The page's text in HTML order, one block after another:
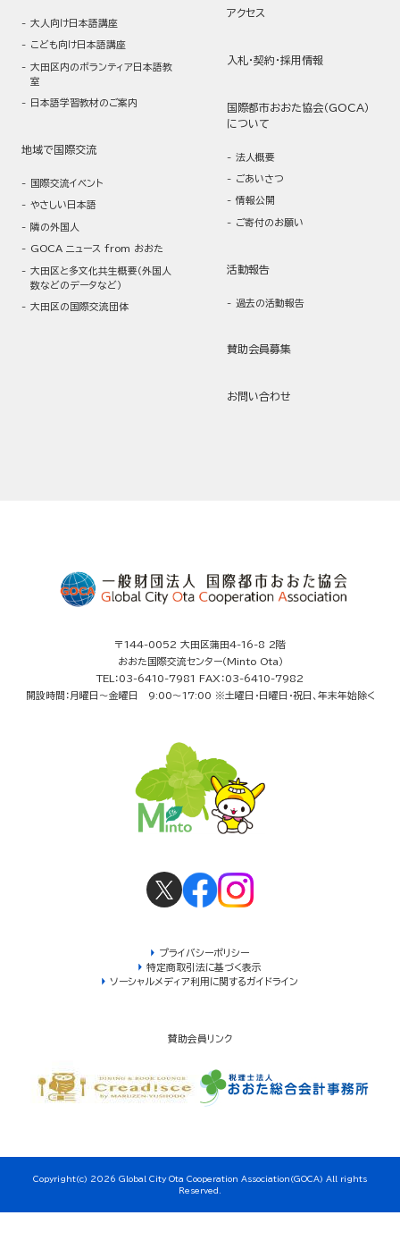
大人向け日本語講座
こども向け日本語講座
大田区内のボランティア日本語教
室
日本語学習教材のご案内
地域で国際交流
国際交流イベント
やさしい日本語
隣の外国人
GOCA ニュース from おおた
大田区と多文化共生概要（外国人
数などのデータなど）
大田区の国際交流団体
アクセス
入札・契約・採用情報
国際都市おおた協会（GOCA）
について
法人概要
ごあいさつ
情報公開
ご寄付のお願い
活動報告
過去の活動報告
賛助会員募集
お問い合わせ
〒144-0052 大田区蒲田4-16-8 2階
おおた国際交流センター（Minto Ota）
TEL：03-6410-7981 FAX：03-6410-7982
開設時間：月曜日～金曜日 9:00～17:00 ※土曜日・日曜日・祝日、年末年始除く
プライバシーポリシー
特定商取引法に基づく表示
ソーシャルメディア利用に関するガイドライン
賛助会員リンク
Copyright(c) 2026 Global City Ota Cooperation Association(GOCA) All rights
Reserved.